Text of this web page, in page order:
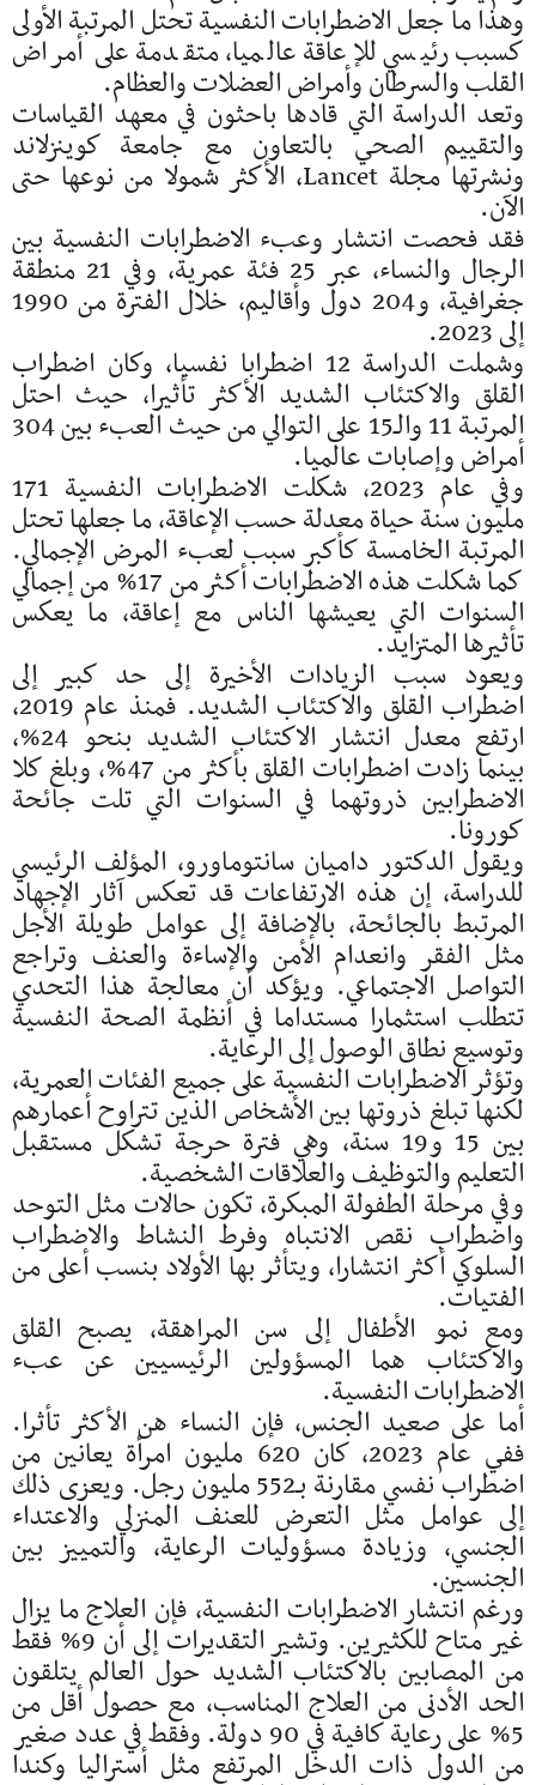
وهذا ما جعل الاضطرابات النفسية تحتل المرتبة الأولى
كسبب رئيسي للإعاقة عالميا، متقدمة على أمراض
القلب والسرطان وأمراض العضلات والعظام.
وتعد الدراسة التي قادها باحثون في معهد القياسات
والتقييم الصحي بالتعاون مع جامعة كوينزلاند
ونشرتها مجلة Lancet، الأكثر شمولا من نوعها حتى
الآن.
فقد فحصت انتشار وعبء الاضطرابات النفسية بين
الرجال والنساء، عبر 25 فئة عمرية، وفي 21 منطقة
جغرافية، و204 دول وأقاليم، خلال الفترة من 1990
إلى 2023.
وشملت الدراسة 12 اضطرابا نفسيا، وكان اضطراب
القلق والاكتئاب الشديد الأكثر تأثيرا، حيث احتل
المرتبة 11 والـ15 على التوالي من حيث العبء بين 304
أمراض وإصابات عالميا.
وفي عام 2023، شكلت الاضطرابات النفسية 171
مليون سنة حياة معدلة حسب الإعاقة، ما جعلها تحتل
المرتبة الخامسة كأكبر سبب لعبء المرض الإجمالي.
كما شكلت هذه الاضطرابات أكثر من 17% من إجمالي
السنوات التي يعيشها الناس مع إعاقة، ما يعكس
تأثيرها المتزايد.
ويعود سبب الزيادات الأخيرة إلى حد كبير إلى
اضطراب القلق والاكتئاب الشديد. فمنذ عام 2019،
ارتفع معدل انتشار الاكتئاب الشديد بنحو 24%،
بينما زادت اضطرابات القلق بأكثر من 47%، وبلغ كلا
الاضطرابين ذروتهما في السنوات التي تلت جائحة
كورونا.
ويقول الدكتور داميان سانتوماورو، المؤلف الرئيسي
للدراسة، إن هذه الارتفاعات قد تعكس آثار الإجهاد
المرتبط بالجائحة، بالإضافة إلى عوامل طويلة الأجل
مثل الفقر وانعدام الأمن والإساءة والعنف وتراجع
التواصل الاجتماعي. ويؤكد أن معالجة هذا التحدي
تتطلب استثمارا مستداما في أنظمة الصحة النفسية
وتوسيع نطاق الوصول إلى الرعاية.
وتؤثر الاضطرابات النفسية على جميع الفئات العمرية،
لكنها تبلغ ذروتها بين الأشخاص الذين تتراوح أعمارهم
بين 15 و19 سنة، وهي فترة حرجة تشكل مستقبل
التعليم والتوظيف والعلاقات الشخصية.
وفي مرحلة الطفولة المبكرة، تكون حالات مثل التوحد
واضطراب نقص الانتباه وفرط النشاط والاضطراب
السلوكي أكثر انتشارا، ويتأثر بها الأولاد بنسب أعلى من
الفتيات.
ومع نمو الأطفال إلى سن المراهقة، يصبح القلق
والاكتئاب هما المسؤولين الرئيسيين عن عبء
الاضطرابات النفسية.
أما على صعيد الجنس، فإن النساء هن الأكثر تأثرا.
ففي عام 2023، كان 620 مليون امرأة يعانين من
اضطراب نفسي مقارنة بـ552 مليون رجل. ويعزى ذلك
إلى عوامل مثل التعرض للعنف المنزلي والاعتداء
الجنسي، وزيادة مسؤوليات الرعاية، والتمييز بين
الجنسين.
ورغم انتشار الاضطرابات النفسية، فإن العلاج ما يزال
غير متاح للكثيرين. وتشير التقديرات إلى أن 9% فقط
من المصابين بالاكتئاب الشديد حول العالم يتلقون
الحد الأدنى من العلاج المناسب، مع حصول أقل من
5% على رعاية كافية في 90 دولة. وفقط في عدد صغير
من الدول ذات الدخل المرتفع مثل أستراليا وكندا